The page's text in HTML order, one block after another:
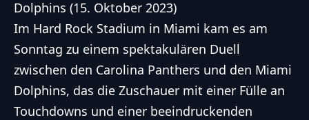
Dolphins (15. Oktober 2023)
Im Hard Rock Stadium in Miami kam es am
Sonntag zu einem spektakulären Duell
zwischen den Carolina Panthers und den Miami
Dolphins, das die Zuschauer mit einer Fülle an
Touchdowns und einer beeindruckenden